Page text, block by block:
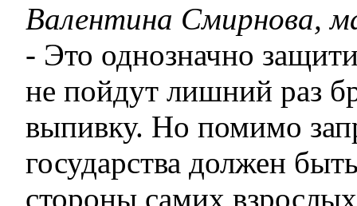
Валентина Смирнова,
- Это однозначно
не пойдут лишний раз
выпивку. Но помимо
государства должен
стороны самих